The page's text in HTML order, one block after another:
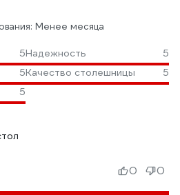
Менее месяца
5Надежность
5
5Качество столешницы
5
5
0 0